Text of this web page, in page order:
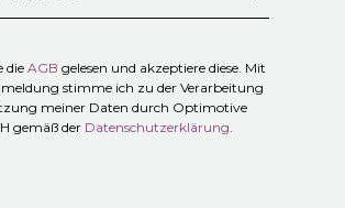
dieAGB gelesen und akzeptiere diese. Mit
stimme ich zu der Verarbeitung
meiner Daten durch Optimotive
gemäß der Datenschutzerklärung.